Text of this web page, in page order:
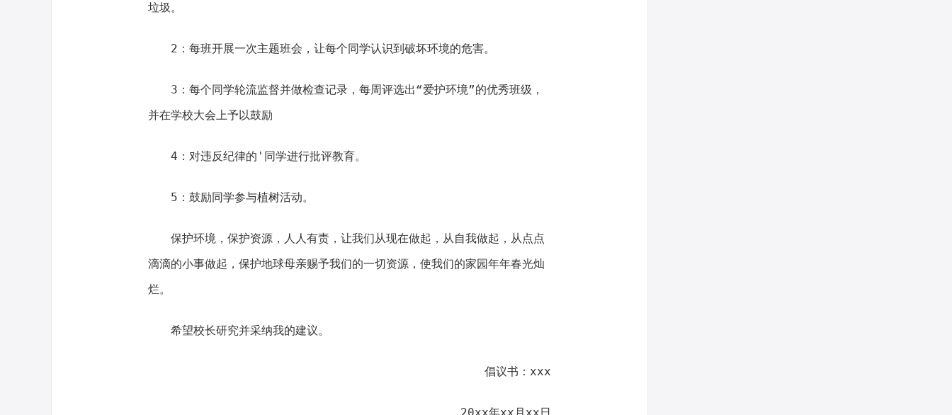
垃圾。
2：每班开展一次主题班会，让每个同学认识到破坏环境的危害。
3：每个同学轮流监督并做检查记录，每周评选出“爱护环境”的优秀班级，
并在学校大会上予以鼓励
4：对违反纪律的'同学进行批评教育。
5：鼓励同学参与植树活动。
保护环境，保护资源，人人有责，让我们从现在做起，从自我做起，从点点
滴滴的小事做起，保护地球母亲赐予我们的一切资源，使我们的家园年年春光灿
烂。
希望校长研究并采纳我的建议。
倡议书：xxx